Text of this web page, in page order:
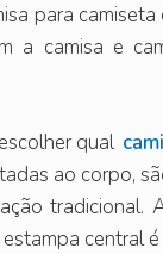
para
a camisa e
qual
ao corpo,
tradicional.
central